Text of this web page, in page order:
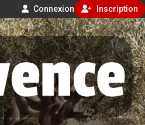
Connexion Inscription